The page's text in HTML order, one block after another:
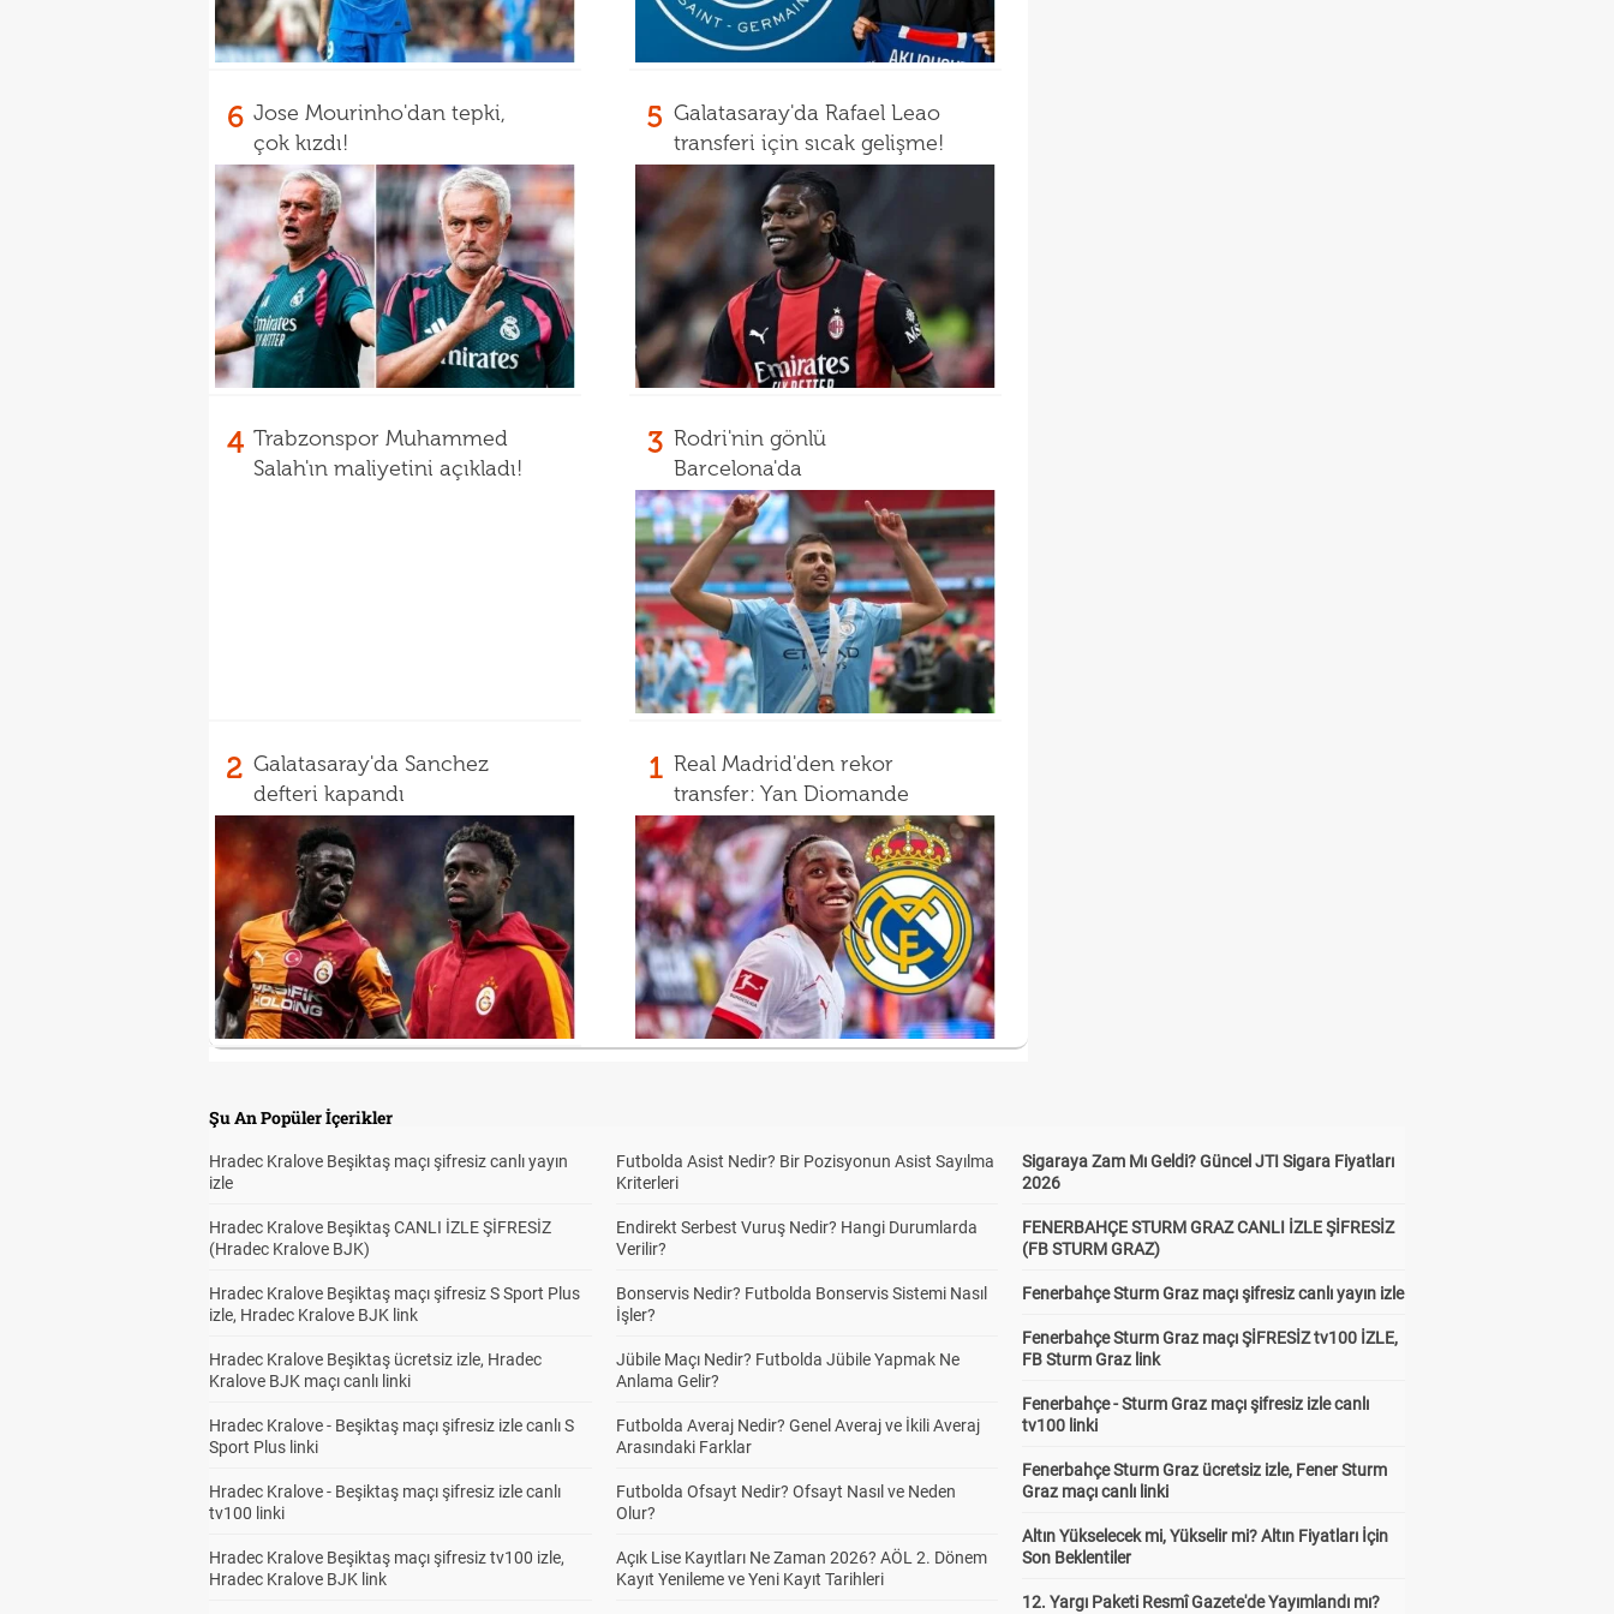
6 Jose Mourinho'dan tepki,
çok kızdı!
5 Galatasaray'da Rafael Leao
transferi için sıcak gelişme!
4 Trabzonspor Muhammed
Salah'ın maliyetini açıkladı!
3 Rodri'nin gönlü
Barcelona'da
2 Galatasaray'da Sanchez
defteri kapandı
1 Real Madrid'den rekor
transfer: Yan Diomande
Şu An Popüler İçerikler
Hradec Kralove Beşiktaş maçı şifresiz canlı yayın
izle
Hradec Kralove Beşiktaş CANLI İZLE ŞİFRESİZ
(Hradec Kralove BJK)
Hradec Kralove Beşiktaş maçı şifresiz S Sport Plus
izle, Hradec Kralove BJK link
Hradec Kralove Beşiktaş ücretsiz izle, Hradec
Kralove BJK maçı canlı linki
Hradec Kralove - Beşiktaş maçı şifresiz izle canlı S
Sport Plus linki
Hradec Kralove - Beşiktaş maçı şifresiz izle canlı
tv100 linki
Hradec Kralove Beşiktaş maçı şifresiz tv100 izle,
Hradec Kralove BJK link
Futbolda Asist Nedir? Bir Pozisyonun Asist Sayılma
Kriterleri
Endirekt Serbest Vuruş Nedir? Hangi Durumlarda
Verilir?
Bonservis Nedir? Futbolda Bonservis Sistemi Nasıl
İşler?
Jübile Maçı Nedir? Futbolda Jübile Yapmak Ne
Anlama Gelir?
Futbolda Averaj Nedir? Genel Averaj ve İkili Averaj
Arasındaki Farklar
Futbolda Ofsayt Nedir? Ofsayt Nasıl ve Neden
Olur?
Açık Lise Kayıtları Ne Zaman 2026? AÖL 2. Dönem
Kayıt Yenileme ve Yeni Kayıt Tarihleri
Sigaraya Zam Mı Geldi? Güncel JTI Sigara Fiyatları
2026
FENERBAHÇE STURM GRAZ CANLI İZLE ŞİFRESİZ
(FB STURM GRAZ)
Fenerbahçe Sturm Graz maçı şifresiz canlı yayın izle
Fenerbahçe Sturm Graz maçı ŞİFRESİZ tv100 İZLE,
FB Sturm Graz link
Fenerbahçe - Sturm Graz maçı şifresiz izle canlı
tv100 linki
Fenerbahçe Sturm Graz ücretsiz izle, Fener Sturm
Graz maçı canlı linki
Altın Yükselecek mi, Yükselir mi? Altın Fiyatları İçin
Son Beklentiler
12. Yargı Paketi Resmî Gazete'de Yayımlandı mı?